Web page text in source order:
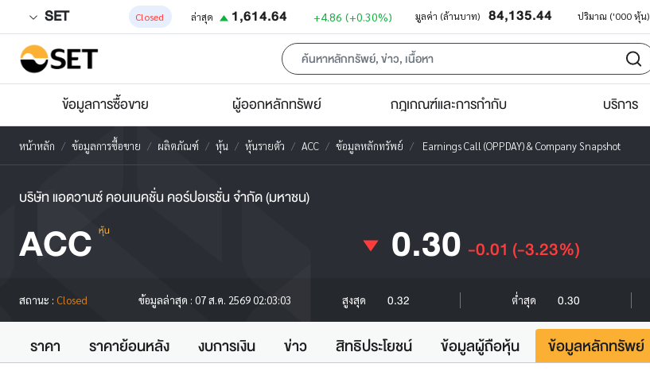
SET Closed ล่าสุด 1,614.64 +4.86 (+0.30%) มูลค่า (ล้านบาท) 84,135.44 ปริมาณ ('000 หุ้น)
ข้อมูลการซื้อขาย ผู้ออกหลักทรัพย์ กฎเกณฑ์และการกำกับ บริการ
หน้าหลัก ข้อมูลการซื้อขาย ผลิตภัณฑ์ หุ้น หุ้นรายตัว ACC ข้อมูลหลักทรัพย์ Earnings Call (OPPDAY) & Company Snapshot
บริษัท แอดวานซ์ คอนเนคชั่น คอร์ปอเรชั่น จำกัด (มหาชน)
ACC หุ้น 0.30 -0.01 (-3.23%)
สถานะ : Closed ข้อมูลล่าสุด : 07 ส.ค. 2569 02:03:03 สูงสุด 0.32 ต่ำสุด 0.30
ราคา ราคาย้อนหลัง งบการเงิน ข่าว สิทธิประโยชน์ ข้อมูลผู้ถือหุ้น ข้อมูลหลักทรัพย์